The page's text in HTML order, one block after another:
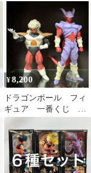
¥8,200
ドラゴンボール フィ
ギュア 一番くじ ジ
ャネンバ ジース